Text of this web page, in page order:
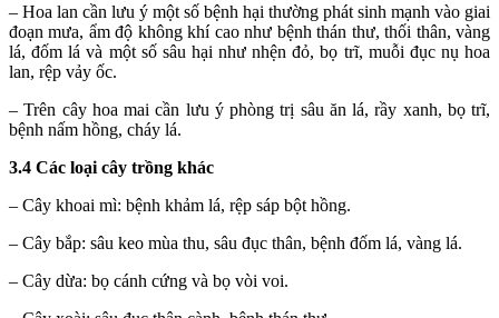
– Hoa lan cần lưu ý một số bệnh hại thường phát sinh mạnh vào giai
đoạn mưa, ẩm độ không khí cao như bệnh thán thư, thối thân, vàng
lá, đốm lá và một số sâu hại như nhện đỏ, bọ trĩ, muỗi đục nụ hoa
lan, rệp vảy ốc.
– Trên cây hoa mai cần lưu ý phòng trị sâu ăn lá, rầy xanh, bọ trĩ,
bệnh nấm hồng, cháy lá.
3.4 Các loại cây trồng khác
– Cây khoai mì: bệnh khảm lá, rệp sáp bột hồng.
– Cây bắp: sâu keo mùa thu, sâu đục thân, bệnh đốm lá, vàng lá.
– Cây dừa: bọ cánh cứng và bọ vòi voi.